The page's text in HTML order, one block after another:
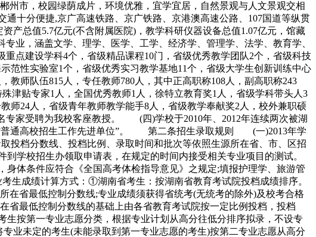
市，校园绿荫成片，环境优雅，宜学宜居，自然景观与人文景观交相
十分便捷,京广高速铁路、京广铁路、京港澳高速公路、107国道等纵贯
总值5.7亿元(不含附属医院)，教学科研仪器设备总值1.07亿元，馆藏
，涵盖文学、理学、医学、工学、经济学、管理学、法学、教育学、
点建设学科4个，省级精品课程10门，省级优秀教学团队2个，省级科技
范性实验室1个，省级优秀实习教学基地11个，省级大学生创新训练中心
师队伍815人，专任教师780人，其中正高职称108人，副高职称243
津贴专家1人，全国优秀教师1人，徐特立教育奖1人，省级学科带头人3
师24人，省级青年教师教学能手8人，省级教学奉献奖2人，校外兼职硕
专家受聘为我校客座教授。 (四)学校于2010年、2012年连续两次被湖
省普通高校招生工作先进单位”。 第二条招生录取规则 (一)2013年学
投档分数线、投档比例、录取时间和批次等依照生源所在省、市、区招
校招生办领取申请表，在规定的时间内接受相关专业项目的测试。
体条件应符合《全国高考体检指导意见》之规定;填报护理学、旅游管
成绩计算方式：①湖南省考生：按湖南省教育考试院投档成绩排序。
省最低控制分数线;专业成绩须获得省统考(无统考的除外)及校考合格
最低控制分数线的基础上由各省教育考试院按一定比例投档，投档
按第一专业志愿分类，根据专业计划从高分往低分排序拟录，不设专
业未定的考生(未能录取到第一专业志愿的考生)按第二专业志愿从高分